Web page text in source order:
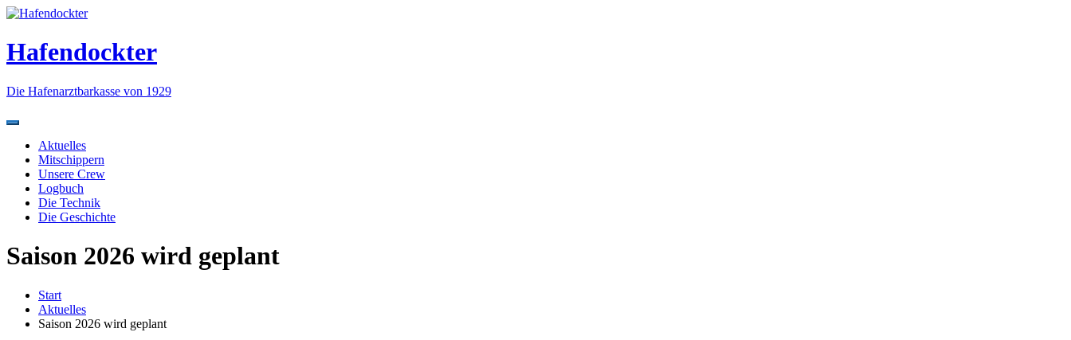
Zum
springen
Hafendockter
Die Hafenarztbarkasse von 1929
Aktuelles
Mitschippern
Unsere Crew
Logbuch
Die Technik
Die Geschichte
Saison 2026 wird geplant
Start
Aktuelles
Saison 2026 wird geplant